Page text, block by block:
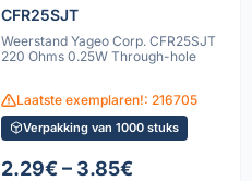
CFR25SJT
Weerstand Yageo Corp. CFR25SJT
220 Ohms 0.25W Through-hole
Laatste exemplaren!: 216705
Verpakking van 1000 stuks
2.29€ – 3.85€